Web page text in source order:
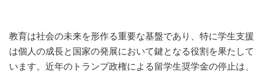
教育は社会の未来を形作る重要な基盤であり、特に学生支援
は個人の成長と国家の発展において鍵となる役割を果たして
います。近年のトランプ政権による留学生奨学金の停止は、